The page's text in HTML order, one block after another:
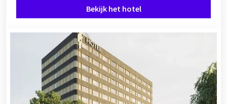
Bekijk het hotel